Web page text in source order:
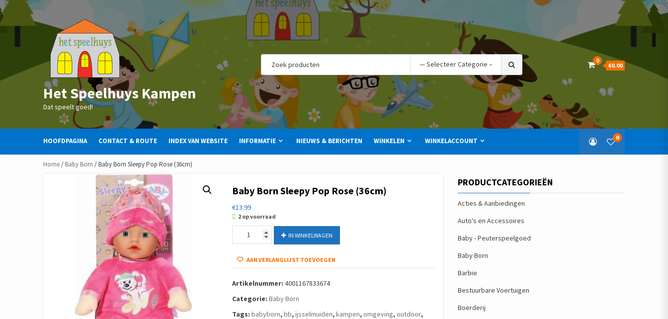
Skip
to
content
Het Speelhuys Kampen
Dat speelt goed!
Search
for:
0
€0.00
HOOFDPAGINA CONTACT & ROUTE INDEX VAN WEBSITE INFORMATIE NIEUWS & BERICHTEN WINKELEN WINKELACCOUNT 0
Home/ Baby Born / Baby Born Sleepy Pop Rose (36cm)
Baby Born Sleepy Pop Rose (36cm)
€13.99
2 op voorraad
Pop
(36cm)
IN WINKELWAGEN
AAN VERLANGLIJST TOEVOEGEN
Artikelnummer: 4001167833674
Categorie: Baby Born
Tags: babyborn,bb,ijsselmuiden,kampen, omgeving, outdoor,
PRODUCTCATEGORIEËN
Acties & Aanbiedingen
Auto's en Accessoires
Baby - Peuterspeelgoed
Baby Born
Barbie
Bestuurbare Voertuigen
Boerderij